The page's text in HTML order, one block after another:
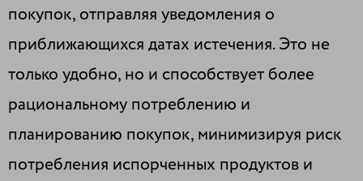
покупок, отправляя уведомления о
приближающихся датах истечения. Это не
только удобно, но и способствует более
рациональному потреблению и
планированию покупок, минимизируя риск
потребления испорченных продуктов и